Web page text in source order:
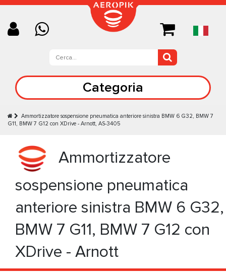
Categoria
Ammortizzatore sospensione pneumatica anteriore sinistra BMW 6 G32, BMW 7
G11, BMW 7 G12 con XDrive - Arnott, AS-3405
Ammortizzatore
sospensione pneumatica
anteriore sinistra BMW 6 G32,
BMW 7 G11, BMW 7 G12 con
XDrive - Arnott